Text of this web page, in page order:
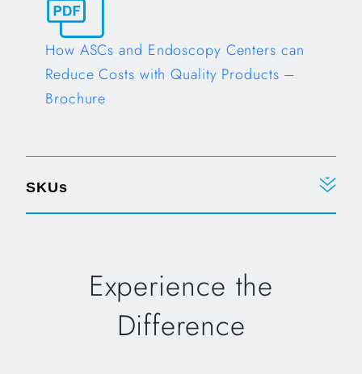
How ASCs and Endoscopy Centers can
Reduce Costs with Quality Products –
Brochure
SKUs
Experience the
Difference